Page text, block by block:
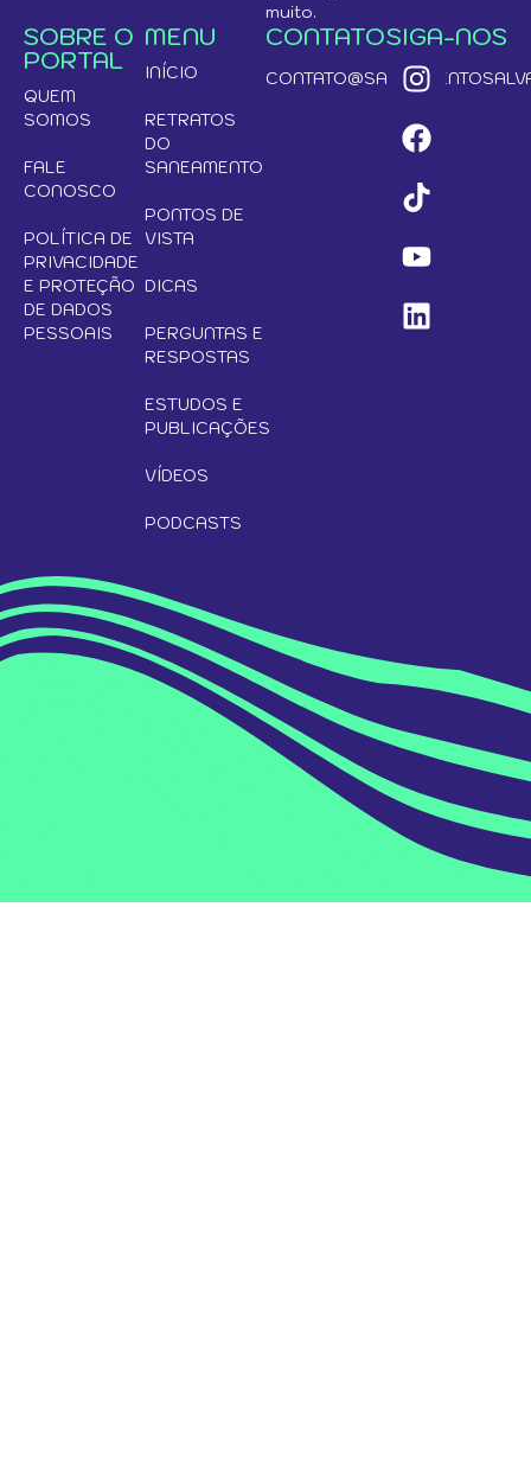
muito.
SOBRE O
PORTAL
QUEM
SOMOS
FALE
CONOSCO
POLÍTICA DE
PRIVACIDADE
E PROTEÇÃO
DE DADOS
PESSOAIS
MENU
INÍCIO
RETRATOS
DO
SANEAMENTO
PONTOS DE
VISTA
DICAS
PERGUNTAS E
RESPOSTAS
ESTUDOS E
PUBLICAÇÕES
VÍDEOS
PODCASTS
CONTATOSIGA-NOS